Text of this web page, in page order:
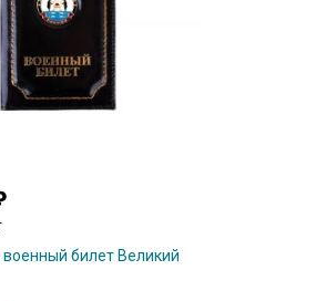
билет Великий